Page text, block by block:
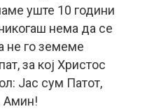
уште 10 години
нема да се
не го земеме
за кој Христос
Јас сум Патот,
Амин!